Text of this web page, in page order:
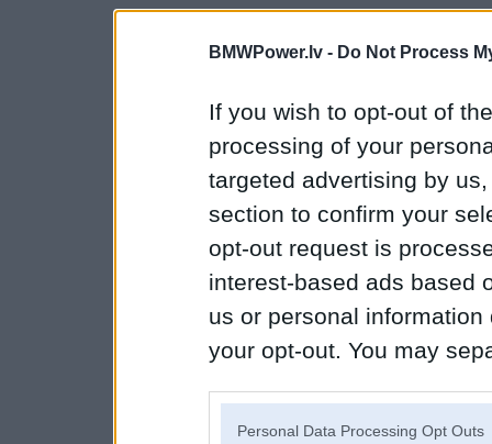
BMWPower.lv - Do Not Process
If you wish to opt-out of
processing of your
targeted advertising by
section to confirm your
opt-out request is
interest-based ads based
us or personal
your opt-out. You may
Personal Data Processing Opt Outs